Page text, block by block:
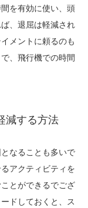
を有効に使い、頭
、退屈は軽減され
メントに頼るのも
、飛行機での時間
減する方法
なることも多いで
アクティビティを
とができるでござ
ドしておくと、ス